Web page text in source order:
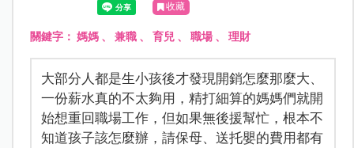
收藏
關鍵字： 媽媽、 兼職、 育兒、 職場、 理財
大部分人都是生小孩後才發現開銷怎麼那麼大、
一份薪水真的不太夠用，精打細算的媽媽們就開
始想重回職場工作，但如果無後援幫忙，根本不
知道孩子該怎麼辦，請保母、送托嬰的費用都有